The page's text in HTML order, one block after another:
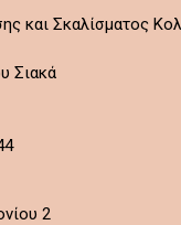
και Σκαλίσματος
Σιακά
2